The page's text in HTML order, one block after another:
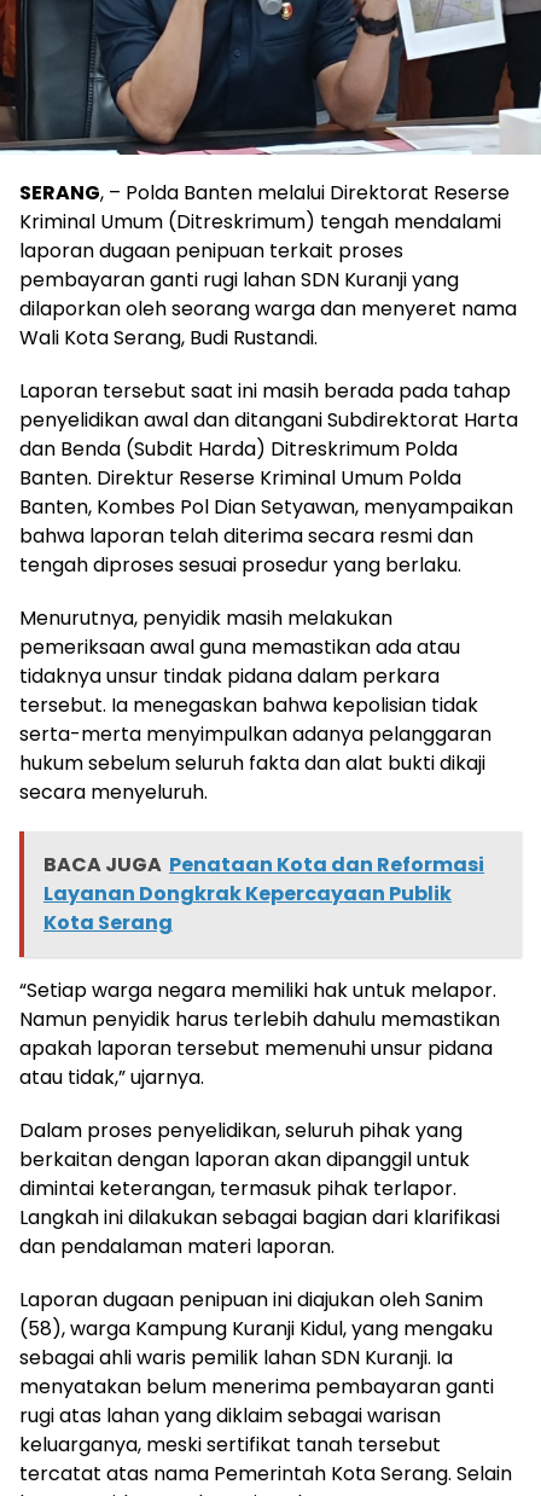
SERANG, – Polda Banten melalui Direktorat Reserse
Kriminal Umum (Ditreskrimum) tengah mendalami
laporan dugaan penipuan terkait proses
pembayaran ganti rugi lahan SDN Kuranji yang
dilaporkan oleh seorang warga dan menyeret nama
Wali Kota Serang, Budi Rustandi.
Laporan tersebut saat ini masih berada pada tahap
penyelidikan awal dan ditangani Subdirektorat Harta
dan Benda (Subdit Harda) Ditreskrimum Polda
Banten. Direktur Reserse Kriminal Umum Polda
Banten, Kombes Pol Dian Setyawan, menyampaikan
bahwa laporan telah diterima secara resmi dan
tengah diproses sesuai prosedur yang berlaku.
Menurutnya, penyidik masih melakukan
pemeriksaan awal guna memastikan ada atau
tidaknya unsur tindak pidana dalam perkara
tersebut. Ia menegaskan bahwa kepolisian tidak
serta-merta menyimpulkan adanya pelanggaran
hukum sebelum seluruh fakta dan alat bukti dikaji
secara menyeluruh.
BACA JUGA Penataan Kota dan Reformasi
Layanan Dongkrak Kepercayaan Publik
Kota Serang
“Setiap warga negara memiliki hak untuk melapor.
Namun penyidik harus terlebih dahulu memastikan
apakah laporan tersebut memenuhi unsur pidana
atau tidak,” ujarnya.
Dalam proses penyelidikan, seluruh pihak yang
berkaitan dengan laporan akan dipanggil untuk
dimintai keterangan, termasuk pihak terlapor.
Langkah ini dilakukan sebagai bagian dari klarifikasi
dan pendalaman materi laporan.
Laporan dugaan penipuan ini diajukan oleh Sanim
(58), warga Kampung Kuranji Kidul, yang mengaku
sebagai ahli waris pemilik lahan SDN Kuranji. Ia
menyatakan belum menerima pembayaran ganti
rugi atas lahan yang diklaim sebagai warisan
keluarganya, meski sertifikat tanah tersebut
tercatat atas nama Pemerintah Kota Serang. Selain